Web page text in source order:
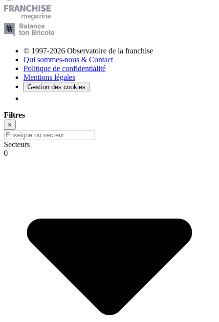
© 1997-2026 Observatoire de la franchise
Qui sommes-nous & Contact
Politique de confidentialité
Mentions légales
Gestion des cookies
Filtres
×
Secteurs
0